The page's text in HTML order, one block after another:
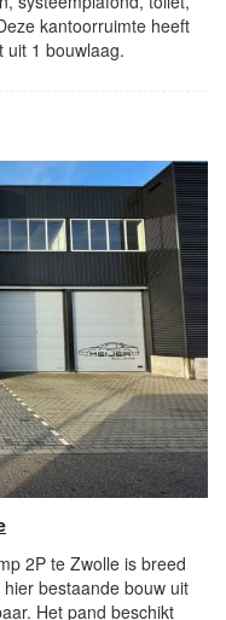
kantoorruimte heeft
uit 1 bouwlaag.
2P te Zwolle is breed
bestaande bouw uit
Het pand beschikt